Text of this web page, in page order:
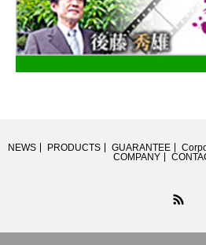
NEWS PRODUCTS GUARANTEE
COMPANY